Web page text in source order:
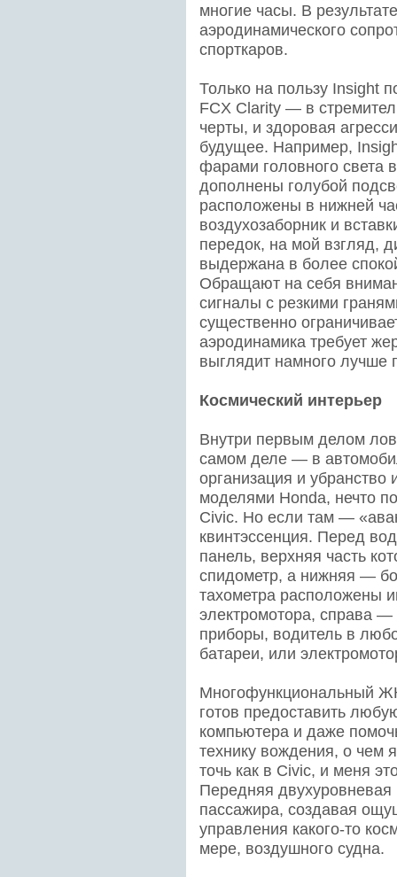
многие часы. В
аэродинамического
спорткаров.
Только на пользу Insight
FCX Clarity — в
черты, и здоровая
будущее. Например,
фарами головного света
дополнены голубой
расположены в нижней
воздухозаборник и
передок, на мой взгляд,
выдержана в более
Обращают на себя
сигналы с резкими
существенно
аэродинамика требует
выглядит намного лучше
Космический интерьер
Внутри первым делом
самом деле — в
организация и убранство
моделями Honda, нечто
Civic. Но если там —
квинтэссенция. Перед
панель, верхняя часть
спидометр, а нижняя —
тахометра расположены
электромотора, справа —
приборы, водитель в
батареи, или
Многофункциональный
готов предоставить
компьютера и даже
технику вождения, о чем
точь как в Civic, и меня
Передняя двухуровневая
пассажира, создавая
управления какого-то
мере, воздушного судна.